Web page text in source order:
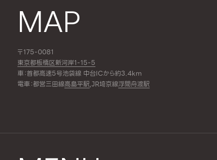
MAP
〒175-0081
東京都板橋区新河岸1-15-5
車：首都高速5号池袋線 中台ICから約3.4km
電車：都営三田線高島平駅,JR埼京線浮間舟渡駅